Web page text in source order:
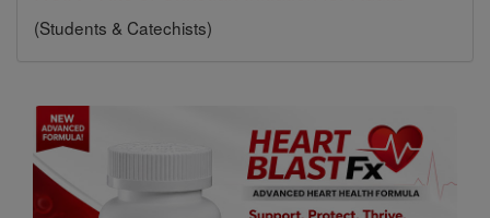
(Students & Catechists)